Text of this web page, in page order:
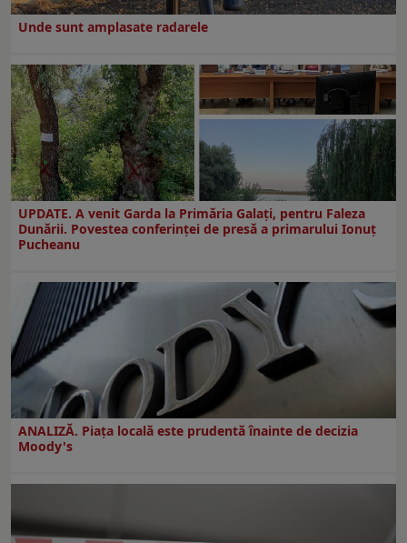
Unde sunt amplasate radarele
UPDATE. A venit Garda la Primăria Galaţi, pentru Faleza
Dunării. Povestea conferinţei de presă a primarului Ionuţ
Pucheanu
ANALIZĂ. Piața locală este prudentă înainte de decizia
Moody's